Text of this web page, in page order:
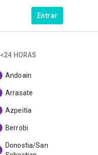
Entrar
<24 HORAS
Andoain
Arrasate
Azpeitia
Berrobi
Donostia/San